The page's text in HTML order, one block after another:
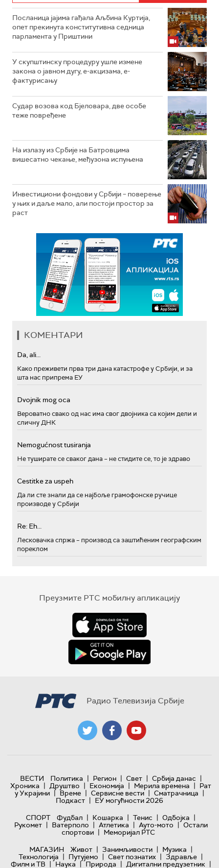
Посланица јајима гађала Аљбина Куртија,
опет прекинута конститутивна седница
парламента у Приштини
У скупштинску процедуру ушле измене
закона о јавном дугу, е-акцизама, е-
фактурисању
Судар возова код Бјеловара, две особе
теже повређене
На излазу из Србије на Батровцима
вишесатно чекање, међузона испуњена
Инвестициони фондови у Србији – поверење
у њих и даље мало, али постоји простор за
раст
КОМЕНТАРИ
Da, ali...
Како преживети прва три дана катастрофе у Србији, и за
шта нас припрема ЕУ
Dvojnik mog oca
Вероватно свако од нас има свог двојника са којим дели и
сличну ДНК
Nemogućnost tusiranja
Не туширате се сваког дана – не стидите се, то је здраво
Cestitke za uspeh
Да ли сте знали да се најбоље грамофонске ручице
производе у Србији
Re: Eh...
Лесковачка спржа – производ са заштићеним географским
пореклом
Преузмите РТС мобилну апликацију
Радио Телевизија Србије
ВЕСТИ Политика | Регион | Свет | Србија данас |
Хроника | Друштво | Економија | Мерила времена | Рат
у Украјини | Време | Сервисне вести | Сматрачница |
Подкаст | ЕУ могућности 2026
СПОРТ
Фудбал | Кошарка | Тенис | Одбојка |
Рукомет | Ватерполо | Атлетика | Ауто-мото | Остали
спортови | Меморијал РТС
МАГАЗИН
Живот | Занимљивости | Музика |
Технологијa | Путујемо | Свет познатих | Здравље |
Филм и ТВ | Наука | Природа | Дигитални предузетник |